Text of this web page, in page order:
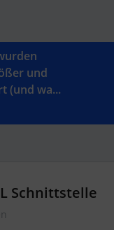
und
(und wa...
Schnittstelle